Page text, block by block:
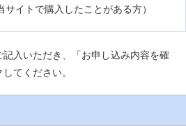
イトで購入したことがある方）
入いただき、「お申し込み内容を確
てください。